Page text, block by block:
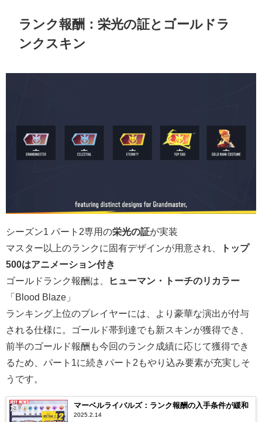
ランク報酬：栄光の証とゴールドラ
ンクスキン
シーズン1 パート2専用の栄光の証が実装
マスター以上のランクに固有デザインが用意され、
トップ
500はアニメーション付き
ゴールドランク報酬は、
ヒューマン・トーチのリカラー
「Blood Blaze」
ランキング上位のプレイヤーには、より豪華な演出が付与
される仕様に。ゴールド帯到達でも新スキンが獲得でき、
前半のゴールド報酬も今回のランク成績に応じて獲得でき
るため、パート1に続きパート2もやり込み要素が充実しそ
うです。
マーベルライバルズ：ランク報酬の入手条件が緩和
2025.2.14